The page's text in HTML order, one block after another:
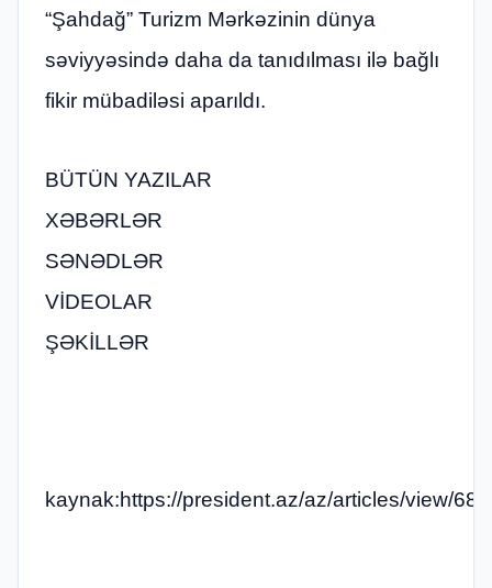
“Şahdağ” Turizm Mərkəzinin dünya
səviyyəsində daha da tanıdılması ilə bağlı
fikir mübadiləsi aparıldı.
BÜTÜN YAZILAR
XƏBƏRLƏR
SƏNƏDLƏR
VİDEOLAR
ŞƏKİLLƏR
kaynak:https://president.az/az/articles/view/